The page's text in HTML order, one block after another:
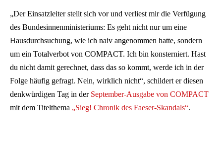
„Der Einsatzleiter stellt sich vor und verliest mir die Verfügung
des Bundesinnenministeriums: Es geht nicht nur um eine
Hausdurchsuchung, wie ich naiv angenommen hatte, sondern
um ein Totalverbot von COMPACT. Ich bin konsterniert. Hast
du nicht damit gerechnet, dass das so kommt, werde ich in der
Folge häufig gefragt. Nein, wirklich nicht“, schildert er diesen
denkwürdigen Tag in der September-Ausgabe von COMPACT
mit dem Titelthema „Sieg! Chronik des Faeser-Skandals“.